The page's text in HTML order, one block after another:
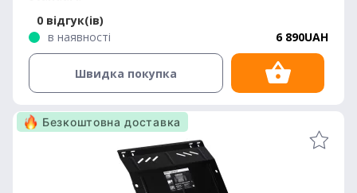
0 відгук(ів)
в наявності
6 890UAH
Швидка покупка
Безкоштовна доставка